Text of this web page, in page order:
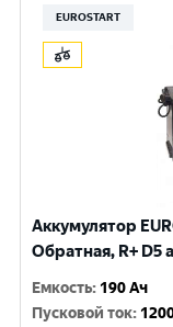
EUROSTART
Аккумулятор
Обратная, R+ D5
Емкость: 190 Ач
Пусковой ток: